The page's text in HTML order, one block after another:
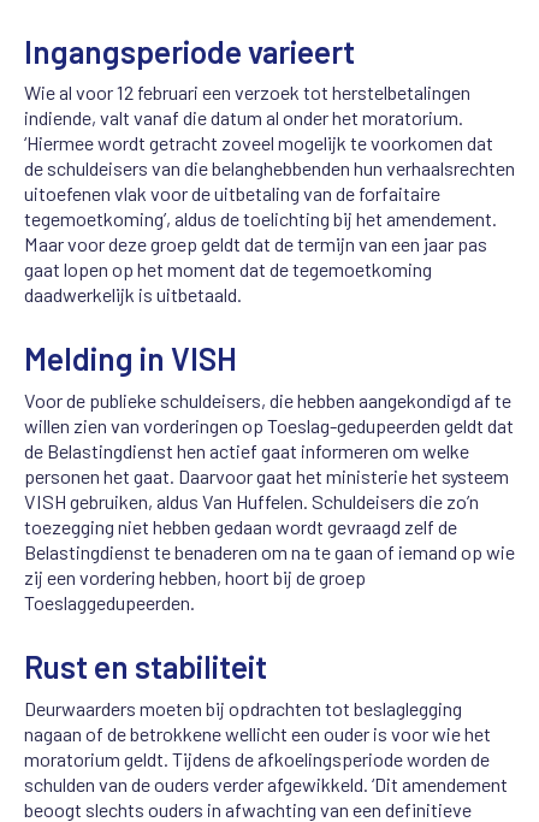
Ingangsperiode varieert
Wie al voor 12 februari een verzoek tot herstelbetalingen
indiende, valt vanaf die datum al onder het moratorium.
‘Hiermee wordt getracht zoveel mogelijk te voorkomen dat
de schuldeisers van die belanghebbenden hun verhaalsrechten
uitoefenen vlak voor de uitbetaling van de forfaitaire
tegemoetkoming’, aldus de toelichting bij het amendement.
Maar voor deze groep geldt dat de termijn van een jaar pas
gaat lopen op het moment dat de tegemoetkoming
daadwerkelijk is uitbetaald.
Melding in VISH
Voor de publieke schuldeisers, die hebben aangekondigd af te
willen zien van vorderingen op Toeslag-gedupeerden geldt dat
de Belastingdienst hen actief gaat informeren om welke
personen het gaat. Daarvoor gaat het ministerie het systeem
VISH gebruiken, aldus Van Huffelen. Schuldeisers die zo’n
toezegging niet hebben gedaan wordt gevraagd zelf de
Belastingdienst te benaderen om na te gaan of iemand op wie
zij een vordering hebben, hoort bij de groep
Toeslaggedupeerden.
Rust en stabiliteit
Deurwaarders moeten bij opdrachten tot beslaglegging
nagaan of de betrokkene wellicht een ouder is voor wie het
moratorium geldt. Tijdens de afkoelingsperiode worden de
schulden van de ouders verder afgewikkeld. ‘Dit amendement
beoogt slechts ouders in afwachting van een definitieve